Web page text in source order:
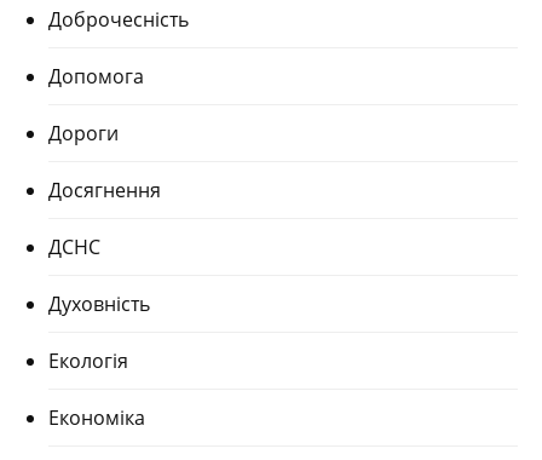
Доброчесність
Допомога
Дороги
Досягнення
ДСНС
Духовність
Екологія
Економіка